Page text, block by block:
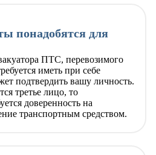
понадобятся для
ПТС, перевозимого
иметь при себе
подтвердить вашу личность.
третье лицо, то
доверенность на
транспортным средством.